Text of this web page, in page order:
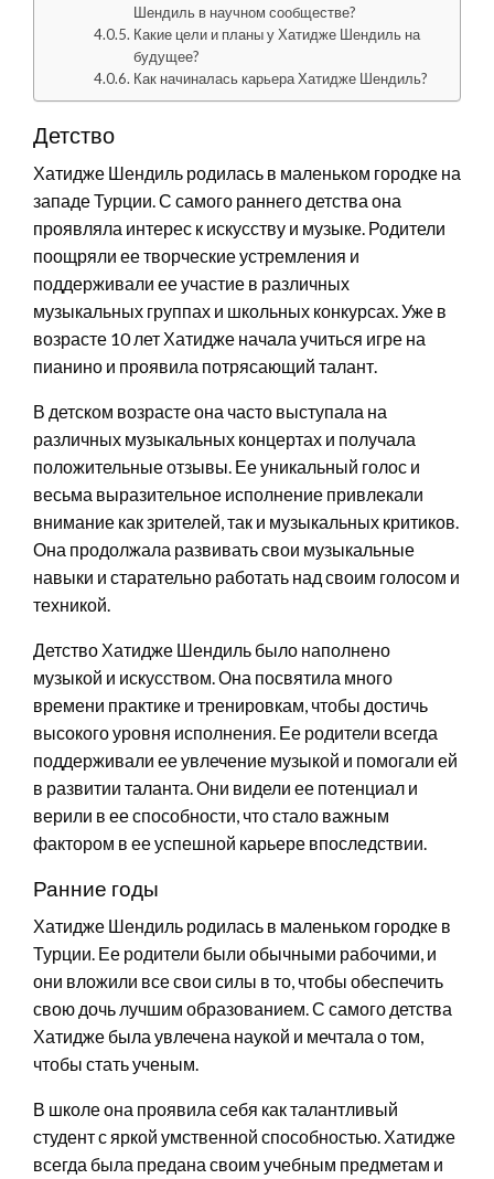
Шендиль в научном сообществе?
Какие цели и планы у Хатидже Шендиль на
будущее?
Как начиналась карьера Хатидже Шендиль?
Детство
Хатидже Шендиль родилась в маленьком городке на
западе Турции. С самого раннего детства она
проявляла интерес к искусству и музыке. Родители
поощряли ее творческие устремления и
поддерживали ее участие в различных
музыкальных группах и школьных конкурсах. Уже в
возрасте 10 лет Хатидже начала учиться игре на
пианино и проявила потрясающий талант.
В детском возрасте она часто выступала на
различных музыкальных концертах и получала
положительные отзывы. Ее уникальный голос и
весьма выразительное исполнение привлекали
внимание как зрителей, так и музыкальных критиков.
Она продолжала развивать свои музыкальные
навыки и старательно работать над своим голосом и
техникой.
Детство Хатидже Шендиль было наполнено
музыкой и искусством. Она посвятила много
времени практике и тренировкам, чтобы достичь
высокого уровня исполнения. Ее родители всегда
поддерживали ее увлечение музыкой и помогали ей
в развитии таланта. Они видели ее потенциал и
верили в ее способности, что стало важным
фактором в ее успешной карьере впоследствии.
Ранние годы
Хатидже Шендиль родилась в маленьком городке в
Турции. Ее родители были обычными рабочими, и
они вложили все свои силы в то, чтобы обеспечить
свою дочь лучшим образованием. С самого детства
Хатидже была увлечена наукой и мечтала о том,
чтобы стать ученым.
В школе она проявила себя как талантливый
студент с яркой умственной способностью. Хатидже
всегда была предана своим учебным предметам и